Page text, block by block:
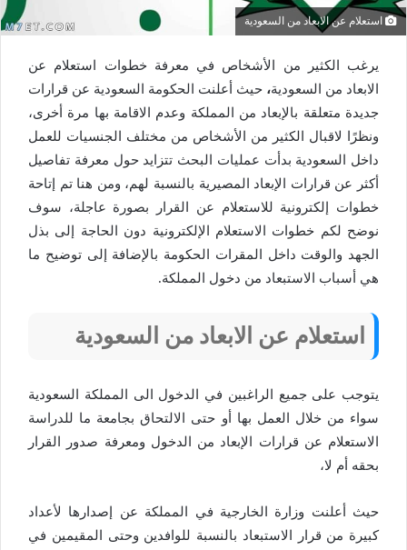
استعلام عن الابعاد من السعودية
يرغب الكثير من الأشخاص في معرفة خطوات استعلام عن
الابعاد من السعودية، حيث أعلنت الحكومة السعودية عن قرارات
جديدة متعلقة بالإبعاد من المملكة وعدم الاقامة بها مرة أخرى،
ونظرًا لاقبال الكثير من الأشخاص من مختلف الجنسيات للعمل
داخل السعودية بدأت عمليات البحث تتزايد حول معرفة تفاصيل
أكثر عن قرارات الإبعاد المصيرية بالنسبة لهم، ومن هنا تم إتاحة
خطوات إلكترونية للاستعلام عن القرار بصورة عاجلة، سوف
نوضح لكم خطوات الاستعلام الإلكترونية دون الحاجة إلى بذل
الجهد والوقت داخل المقرات الحكومة بالإضافة إلى توضيح ما
هي أسباب الاستبعاد من دخول المملكة.
استعلام عن الابعاد من السعودية
يتوجب على جميع الراغبين في الدخول الى المملكة السعودية
سواء من خلال العمل بها أو حتى الالتحاق بجامعة ما للدراسة
الاستعلام عن قرارات الإبعاد من الدخول ومعرفة صدور القرار
بحقه أم لا،
حيث أعلنت وزارة الخارجية في المملكة عن إصدارها لأعداد
كبيرة من قرار الاستبعاد بالنسبة للوافدين وحتى المقيمين في